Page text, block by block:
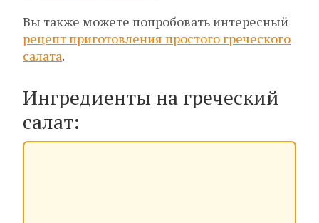
Вы также можете попробовать интересный
рецепт приготовления простого греческого
салата.
Ингредиенты на греческий
салат: